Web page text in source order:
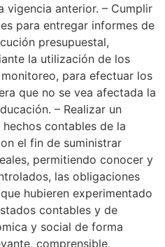
vigencia anterior. – Cumplir
para entregar informes de
presupuestal,
la utilización de los
para efectuar los
que no se vea afectada la
– Realizar un
contables de la
el fin de suministrar
permitiendo conocer y
las obligaciones
hubieren experimentado
contables y de
y social de forma
comprensible,